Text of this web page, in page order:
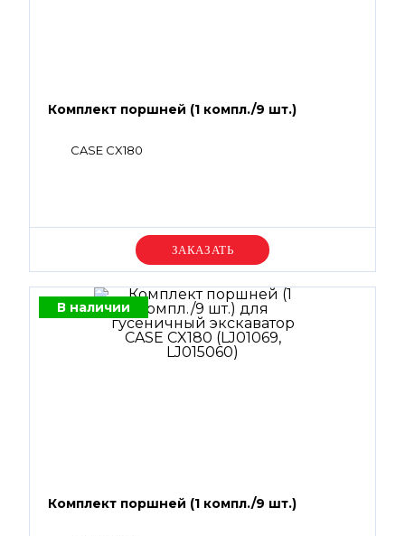
Комплект поршней (1 компл./9 шт.)
CASE CX180
Уточняйте цену
В наличии
Комплект поршней (1 компл./9 шт.)